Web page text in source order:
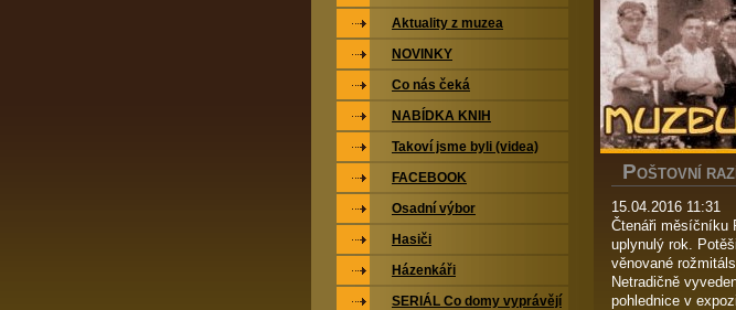
POŠTOVNÍ
15.04.2016 11:31
Čtenáři měsíčníku
uplynulý rok.
věnované
Netradičně
pohlednice v
Aktuality z muzea
NOVINKY
Co nás čeká
NABÍDKA KNIH
Takoví jsme byli (videa)
FACEBOOK
Osadní výbor
Hasiči
Házenkáři
SERIÁL Co domy vyprávějí